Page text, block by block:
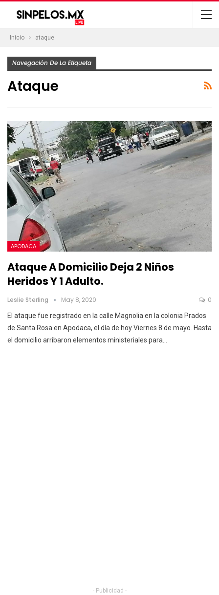
Inicio ataque
Navegación De La Etiqueta
Ataque
APODACA
Ataque A Domicilio Deja 2 Niños
Heridos Y 1 Adulto.
Leslie Sterling May 8, 2020 0
El ataque fue registrado en la calle Magnolia en la colonia Prados
de Santa Rosa en Apodaca, el día de hoy Viernes 8 de mayo. Hasta
el domicilio arribaron elementos ministeriales para
- Publicidad -